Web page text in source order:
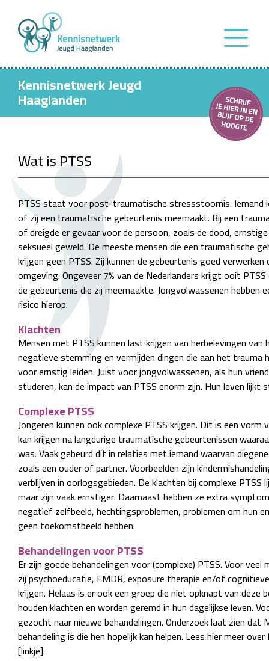
Kennisnetwerk Jeugd
Haaglanden
Wat is PTSS
PTSS staat voor post-traumatische stressstoornis. Iemand
of zij een traumatische gebeurtenis meemaakt. Bij een
of dreigde er gevaar voor de persoon, zoals de dood,
seksueel geweld. De meeste mensen die een traumatische
krijgen geen PTSS. Zij kunnen de gebeurtenis goed verwerken
omgeving. Ongeveer 7% van de Nederlanders krijgt ooit
de gebeurtenis die zij meemaakte. Jongvolwassenen hebben
risico hierop.
Klachten
Mensen met PTSS kunnen last krijgen van herbelevingen
negatieve stemming en vermijden dingen die aan het trauma
voor ernstig leiden. Juist voor jongvolwassenen, als hun
studeren, kan de impact van PTSS enorm zijn. Hun leven lijkt
Complexe PTSS
Jongeren kunnen ook complexe PTSS krijgen. Dit is een vorm
kan krijgen na langdurige traumatische gebeurtenissen
was. Vaak gebeurd dit in relaties met iemand waarvan
zoals een ouder of partner. Voorbeelden zijn
verblijven in oorlogsgebieden. De klachten bij complexe PTSS
maar zijn vaak ernstiger. Daarnaast hebben ze extra
negatief zelfbeeld, hechtingsproblemen, problemen om hun
geen toekomstbeeld hebben.
Behandelingen voor PTSS
Er zijn goede behandelingen voor (complexe) PTSS. Voor
zij psychoeducatie, EMDR, exposure therapie en/of
krijgen. Helaas is er ook een groep die niet opknapt van deze
houden klachten en worden geremd in hun dagelijkse leven.
gezocht naar nieuwe behandelingen. Onderzoek laat zien dat
behandeling is die hen hopelijk kan helpen. Lees hier meer
[linkje].